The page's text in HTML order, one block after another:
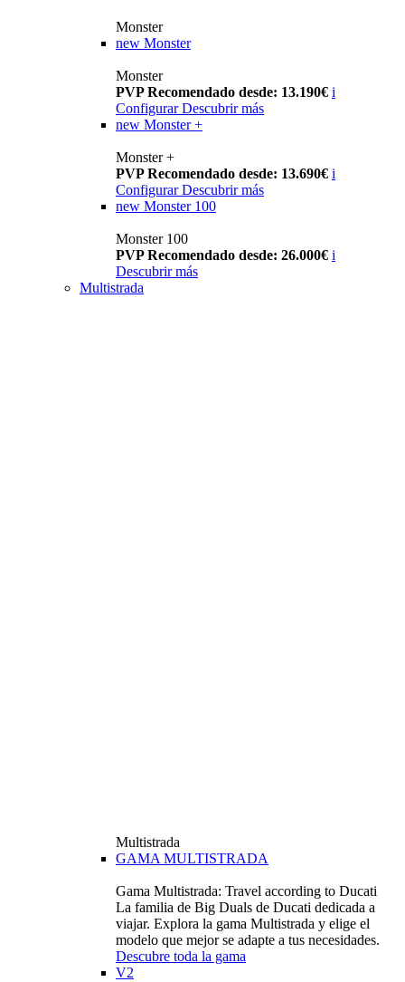
Monster
new Monster
Monster
PVP Recomendado desde: 13.190€ i
Configurar Descubrir más
new Monster +
Monster +
PVP Recomendado desde: 13.690€ i
Configurar Descubrir más
new Monster 100
Monster 100
PVP Recomendado desde: 26.000€ i
Descubrir más
Multistrada
Multistrada
GAMA MULTISTRADA
Gama Multistrada: Travel according to Ducati
La familia de Big Duals de Ducati dedicada a
viajar. Explora la gama Multistrada y elige el
modelo que mejor se adapte a tus necesidades.
Descubre toda la gama
V2